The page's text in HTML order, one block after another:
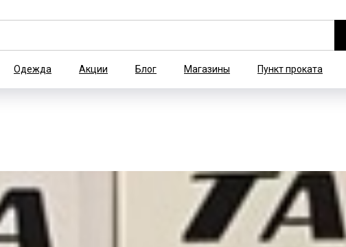
Одежда Акции Блог Магазины Пункт проката